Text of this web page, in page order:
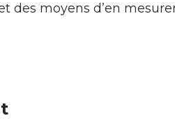
des moyens d’en